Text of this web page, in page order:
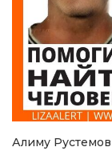
Алиму